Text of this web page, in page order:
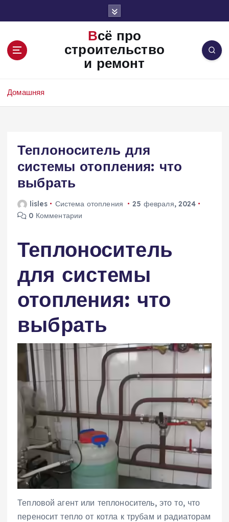
Всё про
строительство
и ремонт
Домашняя
Теплоноситель для
системы отопления: что
выбрать
lisles Система отопления
25 февраля, 2024
0 Комментарии
Теплоноситель
для системы
отопления: что
выбрать
Тепловой агент или теплоноситель, это то, что
переносит тепло от котла к трубам и радиаторам